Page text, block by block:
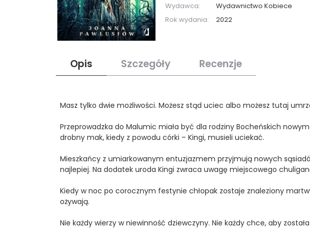
Wydawca:
Wydawnictwo Kobiece
Rok wydania:
2022
Opis Szczegóły Recenzje
Masz tylko dwie możliwości. Możesz stąd uciec albo możesz tutaj
Przeprowadzka do Malumic miała być dla rodziny Bocheńskich
drobny mak, kiedy z powodu córki – Kingi, musieli uciekać.
Mieszkańcy z umiarkowanym entuzjazmem przyjmują nowych
najlepiej. Na dodatek uroda Kingi zwraca uwagę miejscowego
Kiedy w noc po corocznym festynie chłopak zostaje znaleziony
ożywają.
Nie każdy wierzy w niewinność dziewczyny. Nie każdy chce, aby